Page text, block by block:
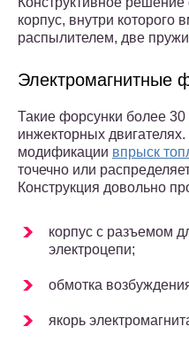
корпус, внутри которого
распылителем, две
Электромагнитные
Такие форсунки более 30
инжекторных
модификации впрыск
точечно или
Конструкция довольно
корпус с разъемом
электроцепи;
обмотка
якорь